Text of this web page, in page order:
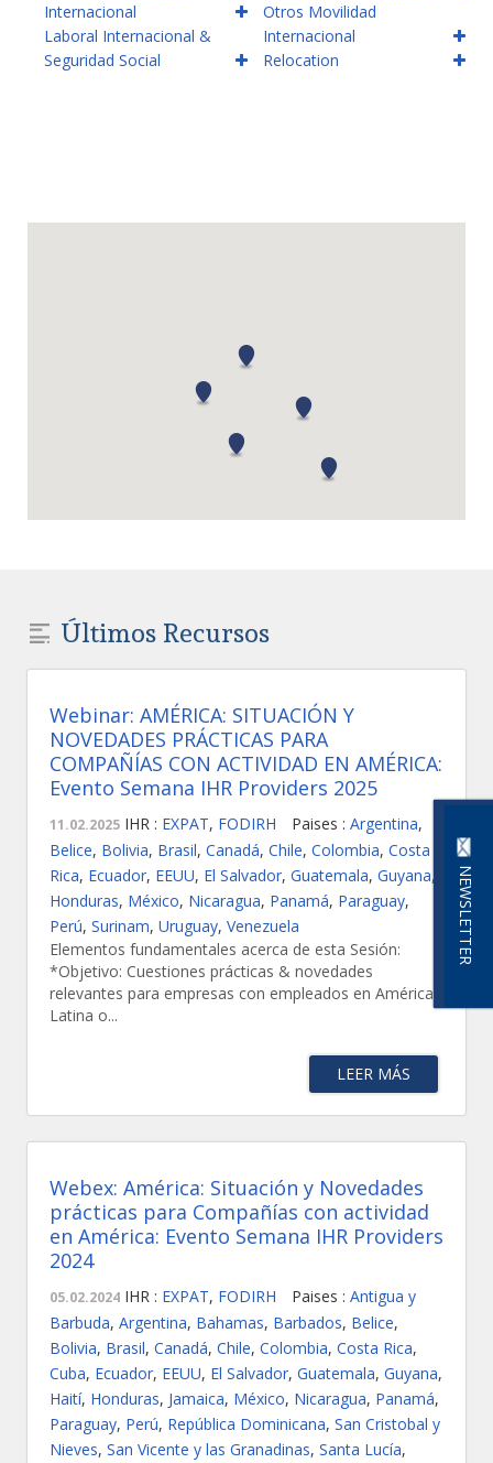
NEWSLETTER
Internacional
Laboral Internacional &
Seguridad Social
Otros Movilidad
Internacional
Relocation
Últimos Recursos
Webinar: AMÉRICA: SITUACIÓN Y
NOVEDADES PRÁCTICAS PARA
COMPAÑÍAS CON ACTIVIDAD EN AMÉRICA:
Evento Semana IHR Providers 2025
11.02.2025 IHR : EXPAT, FODIRH Paises : Argentina,
Belice, Bolivia, Brasil, Canadá, Chile, Colombia, Costa
Rica, Ecuador, EEUU, El Salvador, Guatemala, Guyana,
Honduras, México, Nicaragua, Panamá, Paraguay,
Perú, Surinam, Uruguay, Venezuela
Elementos fundamentales acerca de esta Sesión:
*Objetivo: Cuestiones prácticas & novedades
relevantes para empresas con empleados en América
Latina o...
LEER MÁS
Webex: América: Situación y Novedades
prácticas para Compañías con actividad
en América: Evento Semana IHR Providers
2024
05.02.2024 IHR : EXPAT, FODIRH Paises : Antigua y
Barbuda, Argentina, Bahamas, Barbados, Belice,
Bolivia, Brasil, Canadá, Chile, Colombia, Costa Rica,
Cuba, Ecuador, EEUU, El Salvador, Guatemala, Guyana,
Haití, Honduras, Jamaica, México, Nicaragua, Panamá,
Paraguay, Perú, República Dominicana, San Cristobal y
Nieves, San Vicente y las Granadinas, Santa Lucía,